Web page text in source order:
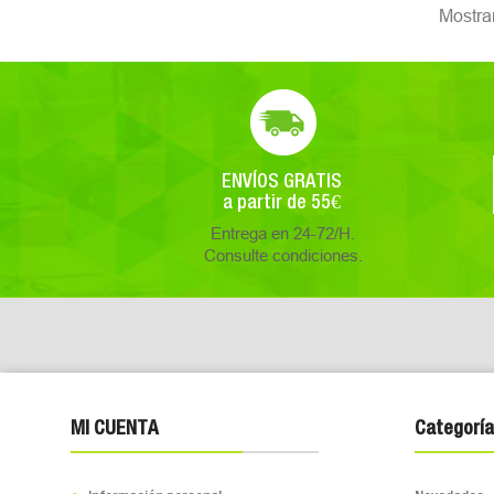
ENVÍOS GRATIS
a partir de 55€
Entrega en 24-72/H.
Consulte condiciones.
MI CUENTA